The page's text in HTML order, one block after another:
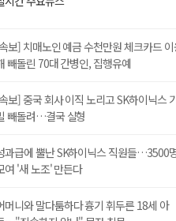
보] 치매노인 예금 수천만원 체크카드
빼돌린 70대 간병인, 집행유예
보] 중국 회사 이직 노리고 SK하이닉스
빼돌려…결국 실형
과급에 뿔난 SK하이닉스 직원들…3500
여 '새 노조' 만든다
머니와 말다툼하다 흉기 휘두른 18세 아